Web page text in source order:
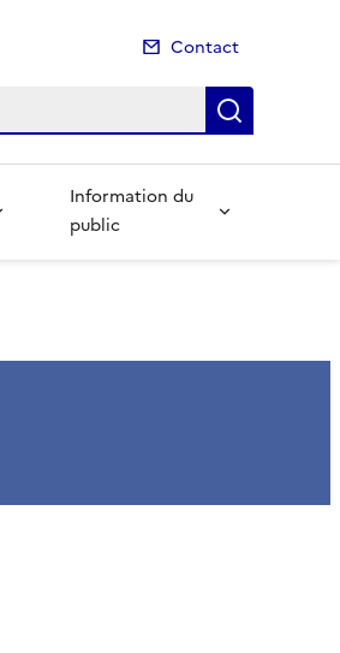
Contact
Information du
public